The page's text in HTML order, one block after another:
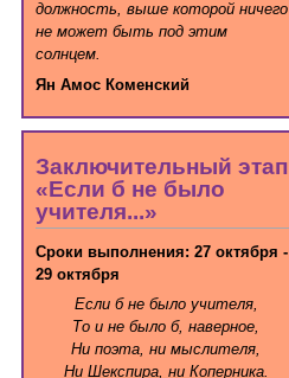
должность, выше которой ничего
не может быть под этим
солнцем.
Ян Амос Коменский
Заключительный этап
«Если б не было
учителя...»
Сроки выполнения: 27 октября -
29 октября
Если б не было учителя,
То и не было б, наверное,
Ни поэта, ни мыслителя,
Ни Шекспира, ни Коперника.